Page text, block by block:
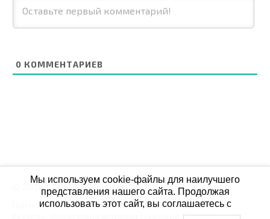
0 КОММЕНТАРИЕВ
© 2026 СБОЙ.РФ
При использовании данных мониторинга на своих
ресурах, обязательна активная ссылка на Сбой.рф
Мы используем cookie-файлы для наилучшего
представления нашего сайта. Продолжая
использовать этот сайт, вы соглашаетесь с